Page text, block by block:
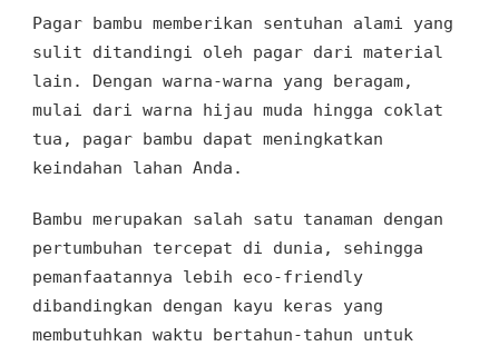
Pagar bambu memberikan sentuhan alami yang
sulit ditandingi oleh pagar dari material
lain. Dengan warna-warna yang beragam,
mulai dari warna hijau muda hingga coklat
tua, pagar bambu dapat meningkatkan
keindahan lahan Anda.
Bambu merupakan salah satu tanaman dengan
pertumbuhan tercepat di dunia, sehingga
pemanfaatannya lebih eco-friendly
dibandingkan dengan kayu keras yang
membutuhkan waktu bertahun-tahun untuk